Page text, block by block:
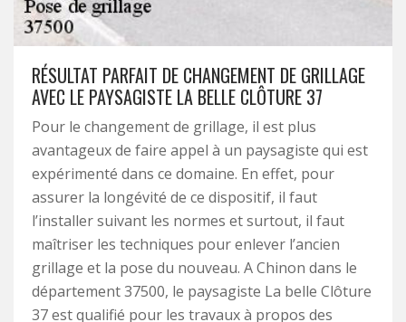
RÉSULTAT PARFAIT DE CHANGEMENT DE GRILLAGE
AVEC LE PAYSAGISTE LA BELLE CLÔTURE 37
Pour le changement de grillage, il est plus
avantageux de faire appel à un paysagiste qui est
expérimenté dans ce domaine. En effet, pour
assurer la longévité de ce dispositif, il faut
l’installer suivant les normes et surtout, il faut
maîtriser les techniques pour enlever l’ancien
grillage et la pose du nouveau. A Chinon dans le
département 37500, le paysagiste La belle Clôture
37 est qualifié pour les travaux à propos des